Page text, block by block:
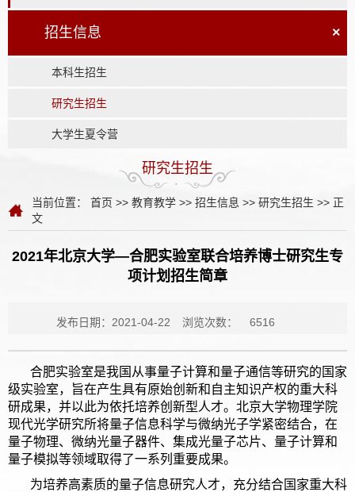
招生信息 ×
本科生招生
研究生招生
大学生夏令营
研究生招生
当前位置： 首页 >> 教育教学 >> 招生信息 >> 研究生招生 >> 正
文
2021年北京大学—合肥实验室联合培养博士研究生专
项计划招生简章
发布日期：2021-04-22 浏览次数： 6516
合肥实验室是我国从事量子计算和量子通信等研究的国家
级实验室，旨在产生具有原始创新和自主知识产权的重大科
研成果，并以此为依托培养创新型人才。北京大学物理学院
现代光学研究所将量子信息科学与微纳光子学紧密结合，在
量子物理、微纳光量子器件、集成光量子芯片、量子计算和
量子模拟等领域取得了一系列重要成果。
为培养高素质的量子信息研究人才，充分结合国家重大科